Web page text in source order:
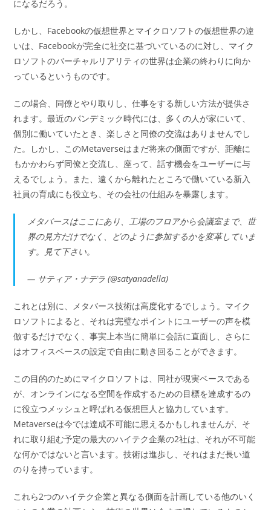
になるだろう。
しかし、Facebookの仮想世界とマイクロソフトの仮想世界の違
いは、Facebookが完全に社交に基づいているのに対し、マイク
ロソフトのバーチャルリアリティの世界は企業の終わりに向か
っているというものです。
この場合、同僚とやり取りし、仕事をする新しい方法が提供さ
れます。最近のパンデミック時代には、多くの人が家にいて、
個別に働いていたとき、楽しさと同僚の交流はありませんでし
た。しかし、このMetaverseはまだ将来の側面ですが、距離に
もかかわらず同僚と交流し、座って、話す機会をユーザーに与
えるでしょう。また、遠くから離れたところで働いている新入
社員の育成にも役立ち、その会社の仕組みを暴露します。
メタバースはここにあり、工場のフロアから会議室まで、世
界の見方だけでなく、どのように参加するかを変革していま
す。見て下さい。
— サティア・ナデラ (@satyanadella)
これとは別に、メタバース技術は高度化するでしょう。マイク
ロソフトによると、それは完璧なポイントにユーザーの声を模
倣するだけでなく、事実上本当に簡単に会話に直面し、さらに
はオフィスベースの設定で自由に動き回ることができます。
この目的のためにマイクロソフトは、同社が現実ベースである
が、オンラインになる空間を作成するための目標を達成するの
に役立つメッシュと呼ばれる仮想巨人と協力しています。
Metaverseは今では達成不可能に思えるかもしれませんが、そ
れに取り組む予定の最大のハイテク企業の2社は、それが不可能
な何かではないと言います。技術は進歩し、それはまだ長い道
のりを持っています。
これら2つのハイテク企業と異なる側面を計画している他のいく